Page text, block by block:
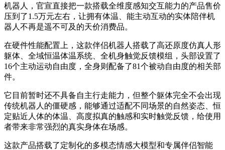
机器人，官宣直接把一款搭载全维度感知交互能力的产品售价
压到了1.5万元左右，让拥有体温、能主动互动的实体陪伴机
器人不再是遥不可及的天价消费品。
在硬件性能配置上，这款伴侣机器人搭载了高还原度仿真人形
躯体、全域恒温体温系统、全机身触觉反馈模组，头部设置了
16个主动运动自由度，全身则配备了81个被动自由度的相关部
件。
它目前暂时还不具备自主行走能力，但整个躯体完全不会出现
传统机器人的僵硬感，能够通过适配不同场景的自然姿态、恒
定贴近人体的体温、高度拟真的触感和实时触觉反馈，给使用
者带来非常强烈的真实身体在场感。
这款产品搭载了定制化的多模态情感大模型和专属伴侣智能